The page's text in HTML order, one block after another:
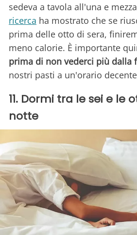
sedeva a tavola all'una e
ricerca ha mostrato che se
prima delle otto di sera,
meno calorie. È importante
prima di non vederci più dalla
nostri pasti a un'orario
11. Dormi tra le sei e le
notte